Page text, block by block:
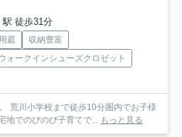
駅 徒歩31分
庭
収納豊富
ォークインシューズクロゼット
荒川小学校まで徒歩10分圏内でお子様
地でのびのび子育てで... もっと見る